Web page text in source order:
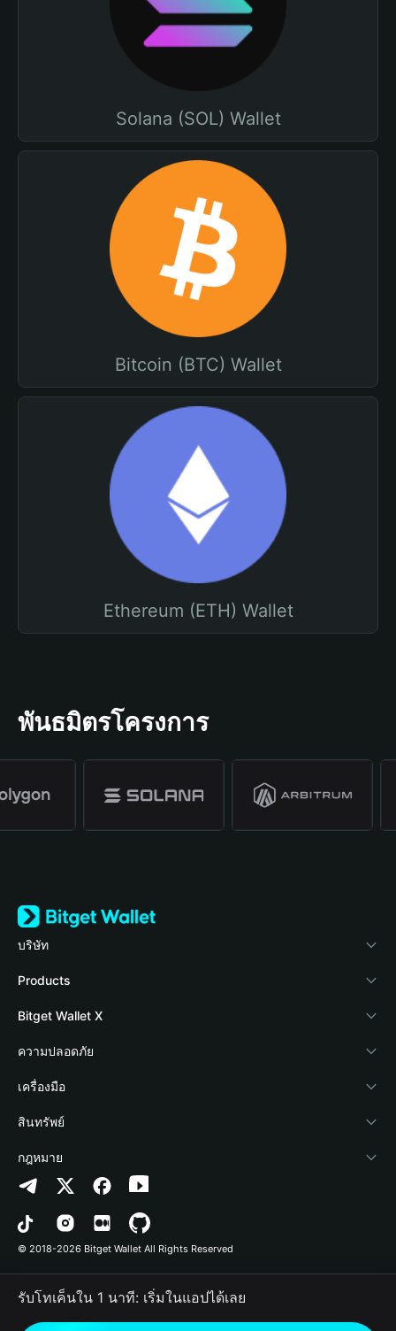
Solana (SOL) Wallet
Bitcoin (BTC) Wallet
Ethereum (ETH) Wallet
พันธมิตรโครงการ
บริษัท
เกี่ยวกับ Bitget Wallet
Blog
Academy
ข่าวสารด้านคริปโต
ศูนย์ช่วยเหลือ
ติดต่อเรา
ทรัพยากรข้อมูลของแบรนด์
อาชีพ
Products
Crypto Card
Stablecoin Earn
Payfi Crypto
Crypto Swap API
Altcoin Season Index
Prediction Markets
DApp
RWA
Bitget Wallet X
นักพัฒนา
เชื่อมต่อ Wallet
Bitget Wallet Pay
ลิสต์โปรเจกต์
ความปลอดภัย
Protection Fund
เทคโนโลยีความปลอดภัย
เครื่องมือ
ซื้อคริปโต
การตรวจจับการอนุญาต
การตรวจจับสัญญา
การโอนเป็นชุด
สินทรัพย์
Arbitrum
Avalanche
Bitcoin
Polygon
กฎหมาย
นโยบายความเป็นส่วนตัว
ข้อตกลงในการใช้บริการ
© 2018-2026 Bitget Wallet All Rights Reserved
รับโทเค็นใน 1 นาที: เริ่มในแอปได้เลย